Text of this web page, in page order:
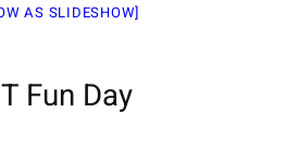
AS SLIDESHOW]
Fun Day